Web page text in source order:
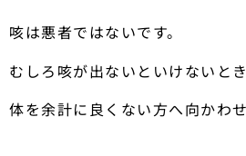
咳は悪者ではないです。
むしろ咳が出ないといけないと
体を余計に良くない方へ向かわせ